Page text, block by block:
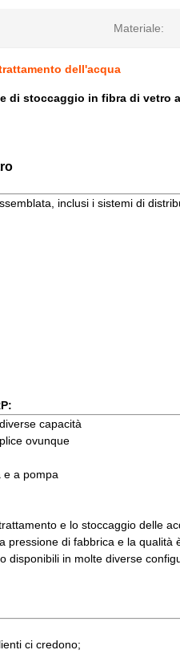
Materiale:
dell'acqua
di stoccaggio in fibra di vetro
inclusi i sistemi di
capacità
ovunque
e a pompa
e lo stoccaggio delle
di fabbrica e la qualità
disponibili in molte diverse
ci credono;